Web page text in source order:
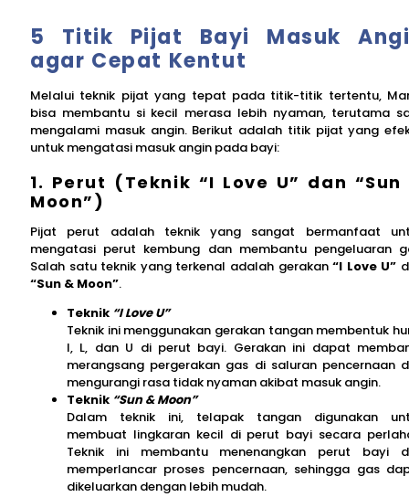
5 Titik Pijat Bayi Masuk
agar Cepat Kentut
Melalui teknik pijat yang tepat pada titik-titik tertentu,
bisa membantu si kecil merasa lebih nyaman, terutama
mengalami masuk angin. Berikut adalah titik pijat yang
untuk mengatasi masuk angin pada bayi:
1. Perut (Teknik “I Love U” dan “Sun
Moon”)
Pijat perut adalah teknik yang sangat bermanfaat
mengatasi perut kembung dan membantu pengeluaran
Salah satu teknik yang terkenal adalah gerakan“I Love U”
“Sun & Moon”.
Teknik “I Love U”
Teknik ini menggunakan gerakan tangan membentuk
I, L, dan U di perut bayi. Gerakan ini dapat
merangsang pergerakan gas di saluran pencernaan
mengurangi rasa tidak nyaman akibat masuk angin.
Teknik “Sun & Moon”
Dalam teknik ini, telapak tangan digunakan
membuat lingkaran kecil di perut bayi secara
Teknik ini membantu menenangkan perut bayi
memperlancar proses pencernaan, sehingga gas
dikeluarkan dengan lebih mudah.